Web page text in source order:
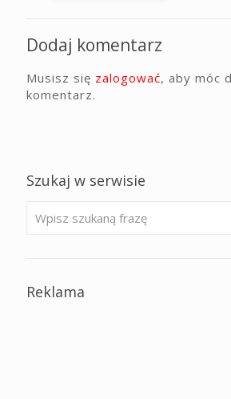
Dodaj komentarz
Musisz się zalogować, aby móc
komentarz.
Szukaj w serwisie
Reklama